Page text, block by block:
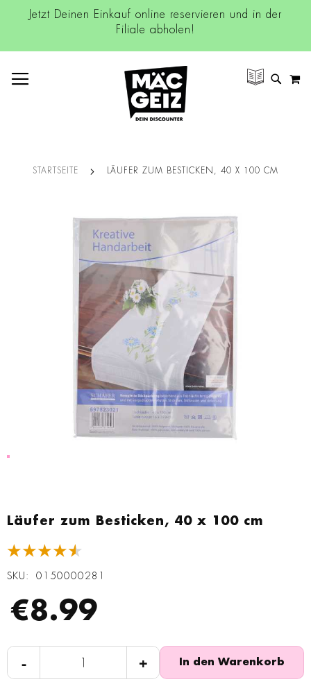
Jetzt Deinen Einkauf online reservieren und in der
Filiale abholen!
SUCHE
STARTSEITE LÄUFER ZUM BESTICKEN, 40 X 100 CM
Läufer zum Besticken, 40 x 100 cm
★★★★★
SKU 0150000281
€8.99
- + In den Warenkorb
Anfang
Bildgalerie